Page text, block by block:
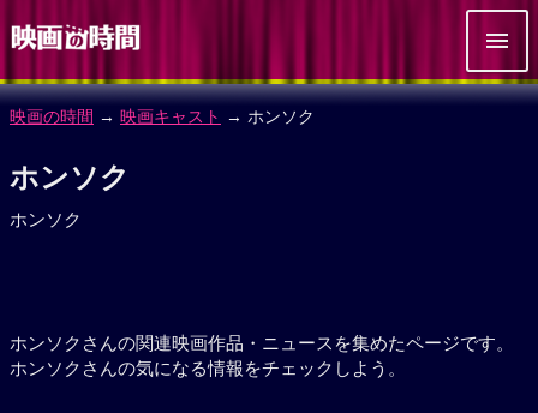
映画の時間 → 映画キャスト → ホンソク
ホンソク
ホンソク
ホンソクさんの関連映画作品・ニュースを集めたページです。
ホンソクさんの気になる情報をチェックしよう。